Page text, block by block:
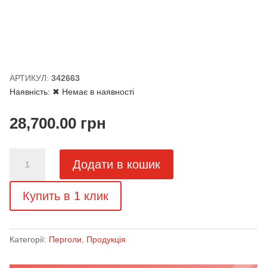
АРТИКУЛ: 342663
Наявність: ✖ Немає в наявності
28,700.00грн
Pergotenda
®
Palladia
кількість
Додати в кошик
Купить в 1 клик
Категорії: Перголи Продукція